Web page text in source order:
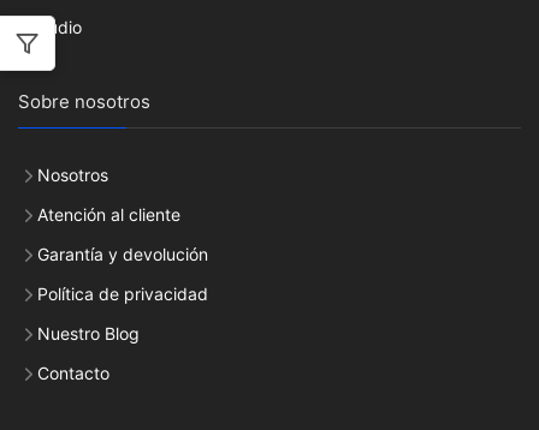
Audio
Sobre nosotros
Nosotros
Atención al cliente
Garantía y devolución
Política de privacidad
Nuestro Blog
Contacto